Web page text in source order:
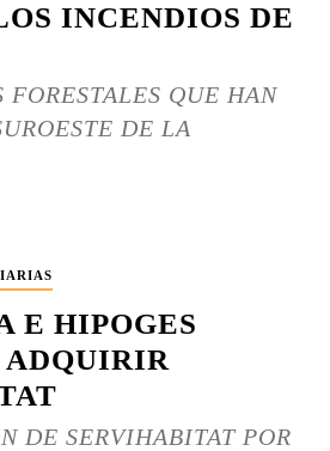
INCENDIOS DE
FORESTALES QUE HAN
DE LA
E HIPOGES
ADQUIRIR
DE SERVIHABITAT POR